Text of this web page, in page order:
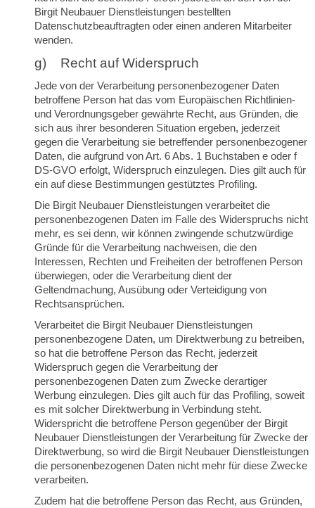
Birgit Neubauer Dienstleistungen bestellten
Datenschutzbeauftragten oder einen anderen Mitarbeiter
wenden.
g) Recht auf Widerspruch
Jede von der Verarbeitung personenbezogener Daten
betroffene Person hat das vom Europäischen Richtlinien-
und Verordnungsgeber gewährte Recht, aus Gründen, die
sich aus ihrer besonderen Situation ergeben, jederzeit
gegen die Verarbeitung sie betreffender personenbezogener
Daten, die aufgrund von Art. 6 Abs. 1 Buchstaben e oder f
DS-GVO erfolgt, Widerspruch einzulegen. Dies gilt auch für
ein auf diese Bestimmungen gestütztes Profiling.
Die Birgit Neubauer Dienstleistungen verarbeitet die
personenbezogenen Daten im Falle des Widerspruchs nicht
mehr, es sei denn, wir können zwingende schutzwürdige
Gründe für die Verarbeitung nachweisen, die den
Interessen, Rechten und Freiheiten der betroffenen Person
überwiegen, oder die Verarbeitung dient der
Geltendmachung, Ausübung oder Verteidigung von
Rechtsansprüchen.
Verarbeitet die Birgit Neubauer Dienstleistungen
personenbezogene Daten, um Direktwerbung zu betreiben,
so hat die betroffene Person das Recht, jederzeit
Widerspruch gegen die Verarbeitung der
personenbezogenen Daten zum Zwecke derartiger
Werbung einzulegen. Dies gilt auch für das Profiling, soweit
es mit solcher Direktwerbung in Verbindung steht.
Widerspricht die betroffene Person gegenüber der Birgit
Neubauer Dienstleistungen der Verarbeitung für Zwecke der
Direktwerbung, so wird die Birgit Neubauer Dienstleistungen
die personenbezogenen Daten nicht mehr für diese Zwecke
verarbeiten.
Zudem hat die betroffene Person das Recht, aus Gründen,